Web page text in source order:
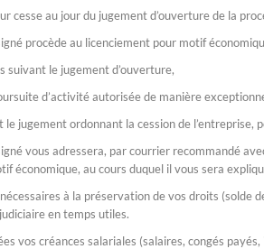
cesse au jour du jugement d’ouverture de la
procède au licenciement pour motif
suivant le jugement d’ouverture,
d’activité autorisée de manière
le jugement ordonnant la cession de l’entreprise,
vous adressera, par courrier recommandé
économique, au cours duquel il vous sera
nécessaires à la préservation de vos droits
en temps utiles.
vos créances salariales (salaires, congés